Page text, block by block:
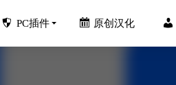
PC插件 原创汉化